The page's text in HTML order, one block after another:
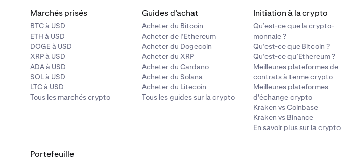
Marchés prisés
BTC à USD
ETH à USD
DOGE à USD
XRP à USD
ADA à USD
SOL à USD
LTC à USD
Tous les marchés crypto
Guides d’achat
Acheter du Bitcoin
Acheter de l’Ethereum
Acheter du Dogecoin
Acheter du XRP
Acheter du Cardano
Acheter du Solana
Acheter du Litecoin
Tous les guides sur la crypto
Initiation à la crypto
Qu’est-ce que la crypto-
monnaie ?
Qu’est-ce que Bitcoin ?
Qu’est-ce qu’Ethereum ?
Meilleures plateformes de
contrats à terme crypto
Meilleures plateformes
d'échange crypto
Kraken vs Coinbase
Kraken vs Binance
En savoir plus sur la crypto
Portefeuille